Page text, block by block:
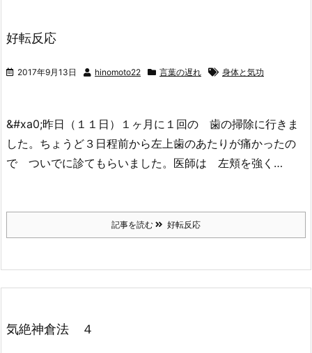
好転反応
2017年9月13日 hinomoto22 言葉の遅れ 身体と気功
&#xa0;昨日（１１日）１ヶ月に１回の 歯の掃除に行きま
した。ちょうど３日程前から左上歯のあたりが痛かったの
で ついでに診てもらいました。医師は 左頬を強く…
記事を読む 好転反応
気絶神倉法 ４